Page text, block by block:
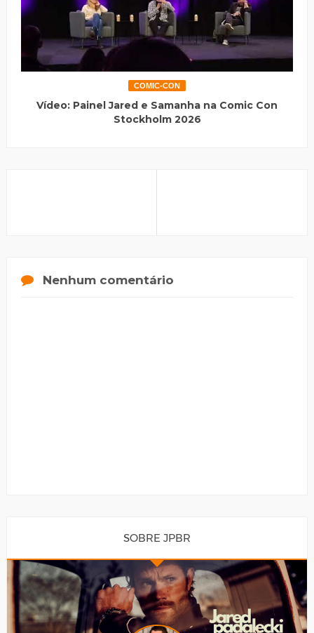
COMIC-CON
Vídeo: Painel Jared e Samanha na Comic Con
Stockholm 2026
Nenhum comentário
SOBRE JPBR